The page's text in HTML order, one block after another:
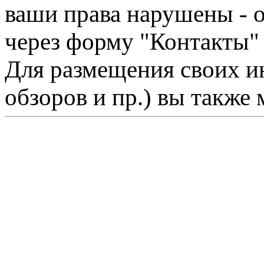
ваши права нарушены -
через форму "Контакты"
Для размещения своих
обзоров и пр.) вы также